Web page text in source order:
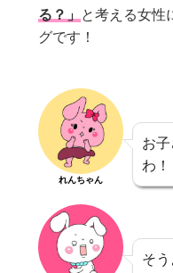
る？」
と考える女性
グです！
れんちゃん
お
わ！
そ